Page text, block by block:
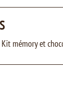
mémory et